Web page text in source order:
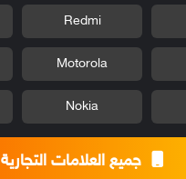
Redmi
Motorola
Nokia
جميع العلامات التجارية